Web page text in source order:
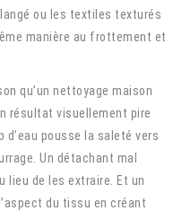
ou les textiles texturés
manière au frottement et
qu’un nettoyage maison
résultat visuellement pire
d’eau pousse la saleté vers
Un détachant mal
lieu de les extraire. Et un
du tissu en créant